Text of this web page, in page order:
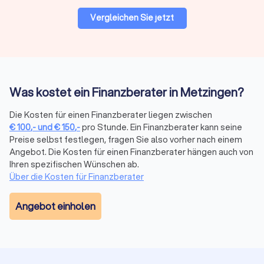
optimal zu meistern.
Auf Trustlocal können Sie Ihre Bedürfnisse beschreiben und
Versicherungen, Altersvorsorge,
Vermögensplanung und mehr
Die komplexe Welt der Finanzen wird mit dem richtigen
Finanzberater an Ihrer Seite zu einem Segen für Ihr
Vermögen. Seriosität, Zuverlässigkeit, Fachkenntnisse zu
sind daher die maßgeblichen Aspekte, die Sie bei der Wahl
der passenden Finanzberatung in Metzingen berücksichtigen
Vergleichen Sie jetzt
Was kostet ein Finanzberater in Metzingen?
Die Kosten für einen Finanzberater liegen zwischen
€100,-und€150,-pro Stunde. Ein Finanzberater kann seine
Preise selbst festlegen, fragen Sie also vorher nach einem
Angebot. Die Kosten für einen Finanzberater hängen auch von
Ihren spezifischen Wünschen ab.
Über die Kosten für Finanzberater
Angebot einholen